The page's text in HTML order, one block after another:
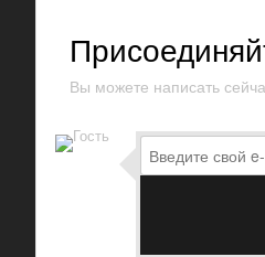
Вы можете написать